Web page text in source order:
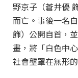
野京子（蒼井優
而亡。事後一名
飾）公開自首，
畫，將「白色中
社會壟罩在無形